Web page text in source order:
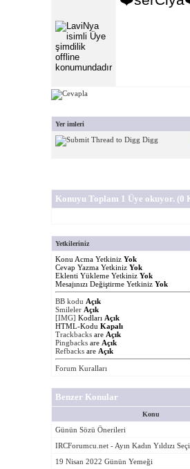
Yer imleri
Digg
Konuyu Toplam 1 Üye okuyor. (0
Yetkileriniz
Konu Acma Yetkiniz Yok
Cevap Yazma Yetkiniz Yok
Eklenti Yükleme Yetkiniz Yok
Mesajınızı Değiştirme Yetkiniz Yok
BB kodu Açık
Smileler Açık
[IMG] Kodları Açık
HTML-Kodu Kapalı
Trackbacks are Açık
Pingbacks are Açık
Refbacks are Açık
Forum Kuralları
Benzer Konular
Konu
Günün Sözü Önerileri
IRCForumcu.net - Ayın Kadın Yıldızı
19 Nisan 2022 Günün Yemeği